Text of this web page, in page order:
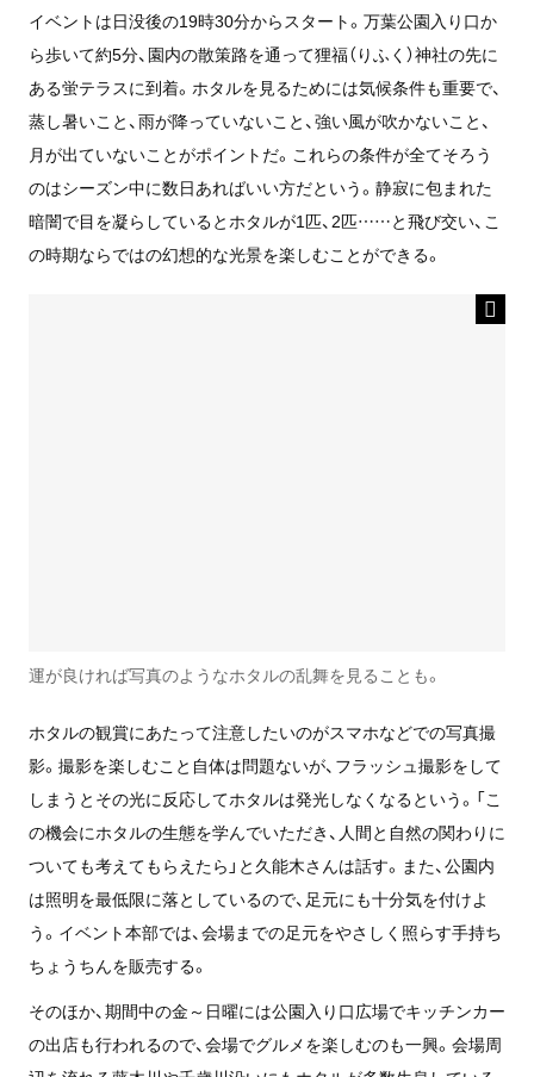
イベントは日没後の19時30分からスタート。万葉公園入り口か
ら歩いて約5分、園内の散策路を通って狸福（りふく）神社の先に
ある蛍テラスに到着。ホタルを見るためには気候条件も重要で、
蒸し暑いこと、雨が降っていないこと、強い風が吹かないこと、
月が出ていないことがポイントだ。これらの条件が全てそろう
のはシーズン中に数日あればいい方だという。静寂に包まれた
暗闇で目を凝らしているとホタルが1匹、2匹……と飛び交い、こ
の時期ならではの幻想的な光景を楽しむことができる。
運が良ければ写真のようなホタルの乱舞を見ることも。
ホタルの観賞にあたって注意したいのがスマホなどでの写真撮
影。撮影を楽しむこと自体は問題ないが、フラッシュ撮影をして
しまうとその光に反応してホタルは発光しなくなるという。「こ
の機会にホタルの生態を学んでいただき、人間と自然の関わりに
ついても考えてもらえたら」と久能木さんは話す。また、公園内
は照明を最低限に落としているので、足元にも十分気を付けよ
う。イベント本部では、会場までの足元をやさしく照らす手持ち
ちょうちんを販売する。
そのほか、期間中の金～日曜には公園入り口広場でキッチンカー
の出店も行われるので、会場でグルメを楽しむのも一興。会場周